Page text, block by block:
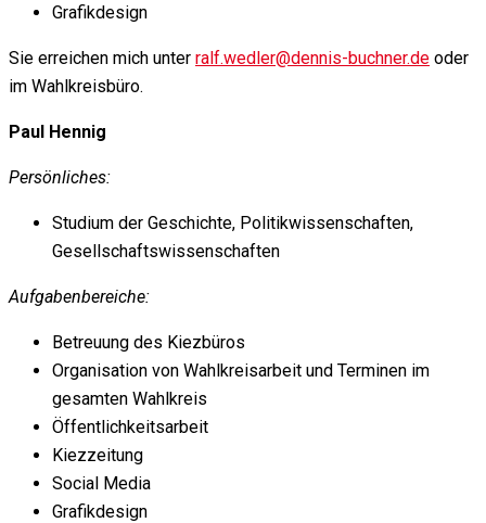
Grafikdesign
Sie erreichen mich unter ralf.wedler@dennis-buchner.de oder
im Wahlkreisbüro.
Paul Hennig
Persönliches:
Studium der Geschichte, Politikwissenschaften,
Gesellschaftswissenschaften
Aufgabenbereiche:
Betreuung des Kiezbüros
Organisation von Wahlkreisarbeit und Terminen im
gesamten Wahlkreis
Öffentlichkeitsarbeit
Kiezzeitung
Social Media
Grafikdesign